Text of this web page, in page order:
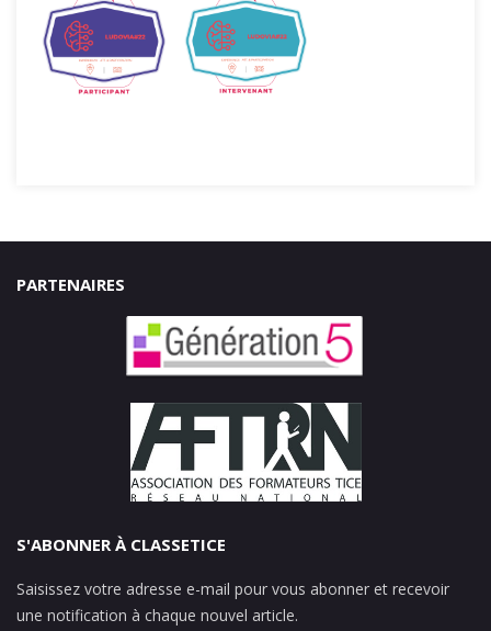
PARTENAIRES
S'ABONNER À CLASSETICE
Saisissez votre adresse e-mail pour vous abonner et recevoir
une notification à chaque nouvel article.